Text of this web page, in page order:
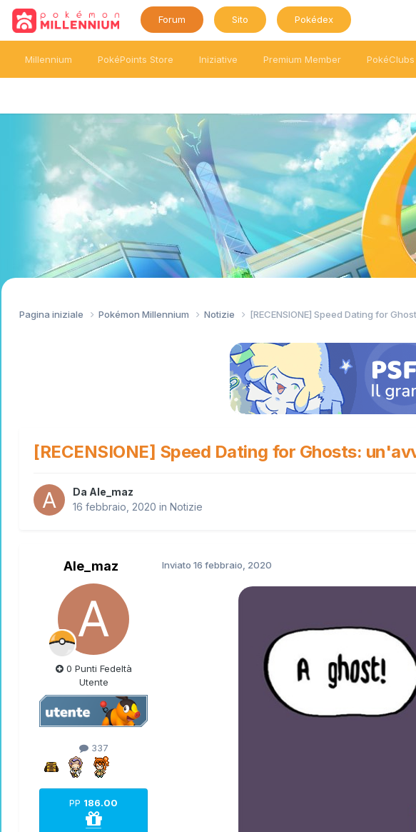
Forum Sito Pokédex
Millennium PokéPoints Store Iniziative Premium Member PokéClubs
Pagina iniziale Pokémon Millennium Notizie [RECENSIONE] Speed Dating for
[RECENSIONE] Speed Dating for Ghosts:
Da Ale_maz
16 febbraio, 2020 in Notizie
Ale_maz
0 Punti Fedeltà
Utente
337
PP 186.00
Inviato 16 febbraio, 2020